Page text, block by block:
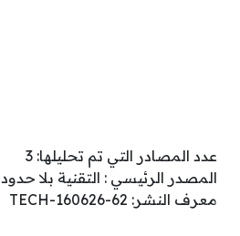
عدد المصادر التي تم تحليلها: 3
المصدر الرئيسي : التقنية بلا حدود Sultan Alqahtani
معرف النشر: TECH-160626-62